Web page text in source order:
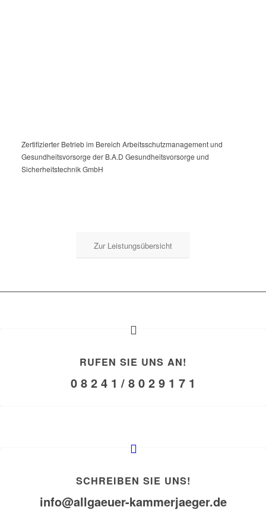
Zertifizierter Betrieb im Bereich Arbeitsschutzmanagement und
Gesundheitsvorsorge der B.A.D Gesundheitsvorsorge und
Sicherheitstechnik GmbH
Zur Leistungsübersicht
RUFEN SIE UNS AN!
0 8 2 4 1 / 8 0 2 9 1 7 1
SCHREIBEN SIE UNS!
info@allgaeuer-kammerjaeger.de